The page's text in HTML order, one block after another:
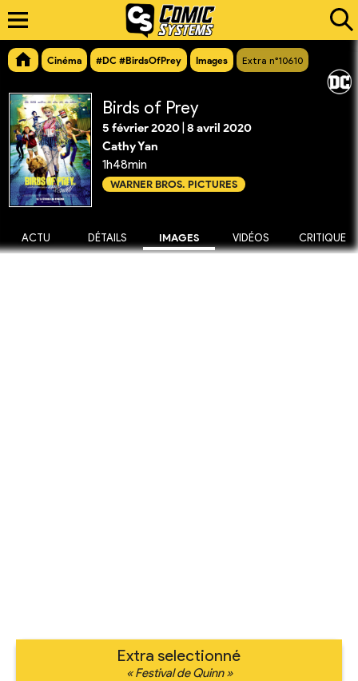
Cinéma #DC #BirdsOfPrey Images Extra n°10610
Birds of Prey
5 février 2020 8 avril 2020
Cathy Yan
1h48min
WARNER BROS. PICTURES
ACTU DÉTAILS IMAGES VIDÉOS CRITIQUE
Extra selectionné
« Festival de Quinn »